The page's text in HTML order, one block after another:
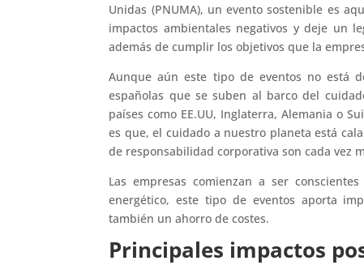
Unidas (PNUMA), un evento sostenible es
impactos ambientales negativos y deje un
además de cumplir los objetivos que la
Aunque aún este tipo de eventos no está
españolas que se suben al barco del
países como EE.UU, Inglaterra, Alemania o
es que, el cuidado a nuestro planeta está
de responsabilidad corporativa son cada vez
Las empresas comienzan a ser
energético, este tipo de eventos aporta
también un ahorro de costes.
Principales impactos